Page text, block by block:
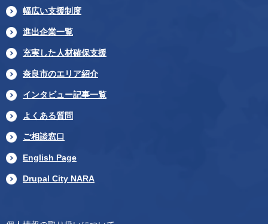
幅広い支援制度
進出企業一覧
充実した人材確保支援
奈良市のエリア紹介
インタビュー記事一覧
よくある質問
ご相談窓口
English Page
Drupal City NARA